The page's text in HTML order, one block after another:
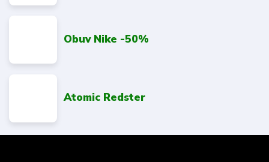
Obuv Nike -50%
Atomic Redster